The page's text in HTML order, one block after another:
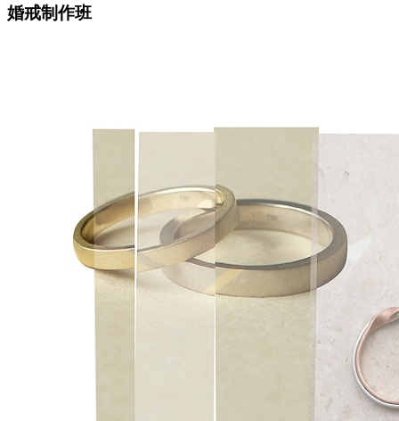
婚戒制作班